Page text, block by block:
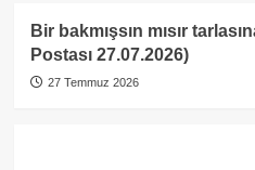
Bir bakmışsın mısır
Postası 27.07.2026)
27 Temmuz 2026